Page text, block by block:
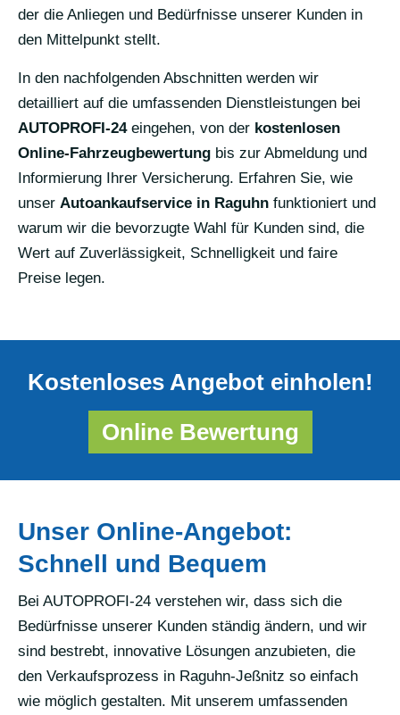
der die Anliegen und Bedürfnisse unserer Kunden in
den Mittelpunkt stellt.
In den nachfolgenden Abschnitten werden wir
detailliert auf die umfassenden Dienstleistungen bei
AUTOPROFI-24eingehen, von der kostenlosen
Online-Fahrzeugbewertung bis zur Abmeldung und
Informierung Ihrer Versicherung. Erfahren Sie, wie
unser Autoankaufservice in Raguhn funktioniert und
warum wir die bevorzugte Wahl für Kunden sind, die
Wert auf Zuverlässigkeit, Schnelligkeit und faire
Preise legen.
Kostenloses Angebot einholen!
Online Bewertung
Unser Online-Angebot:
Schnell und Bequem
Bei AUTOPROFI-24 verstehen wir, dass sich die
Bedürfnisse unserer Kunden ständig ändern, und wir
sind bestrebt, innovative Lösungen anzubieten, die
den Verkaufsprozess in Raguhn-Jeßnitz so einfach
wie möglich gestalten. Mit unserem umfassenden